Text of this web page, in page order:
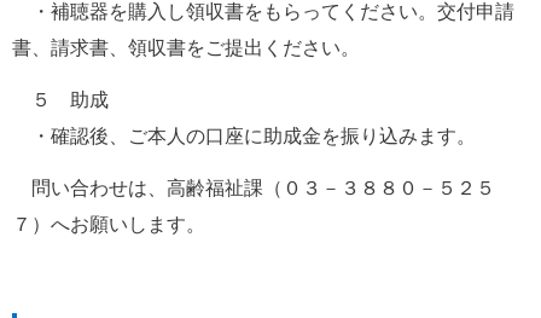
・補聴器を購入し領収書をもらってください。交付申請
書、請求書、領収書をご提出ください。
５　助成
・確認後、ご本人の口座に助成金を振り込みます。
問い合わせは、高齢福祉課（０３－３８８０－５２５
７）へお願いします。